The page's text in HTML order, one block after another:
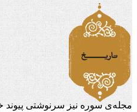
مجله‌ی سوره نیز سرنوشتی پیوند